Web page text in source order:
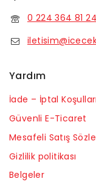
0 224 364 81 24
Yardım
İade – İptal Koşulları
Güvenli E-Ticaret
Mesafeli Satış
Gizlilik politikası
Belgeler